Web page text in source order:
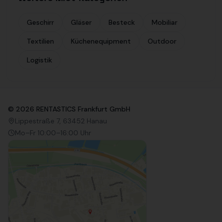
Geschirr Gläser Besteck Mobiliar
Textilien Küchenequipment Outdoor
Logistik
© 2026 RENTASTICS Frankfurt GmbH
Lippestraße 7, 63452 Hanau
Mo–Fr 10:00–16:00 Uhr